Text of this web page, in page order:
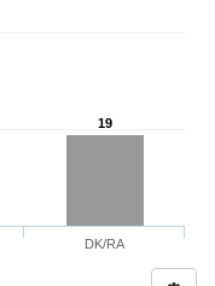
19
DK/RA